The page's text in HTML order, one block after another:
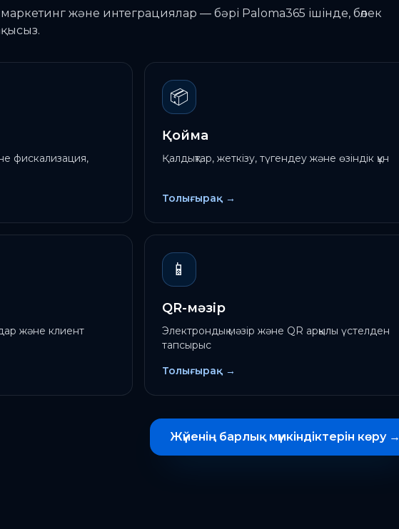
және интеграциялар — бәрі Paloma365 ішінде, бөлек
фискализация,
📦
Қойма
Қалдықтар, жеткізу, түгендеу және өзіндік құн
Толығырақ→
және клиент
📱
QR-мәзір
Электрондық мәзір және QR арқылы үстелден
тапсырыс
Толығырақ→
Жүйенің барлық мүмкіндіктерін көру→